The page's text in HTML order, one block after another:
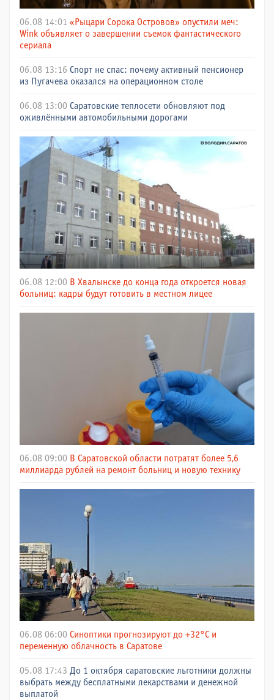
06.08 14:01 «Рыцари Сорока Островов» опустили меч:
Wink объявляет о завершении съемок фантастического
сериала
06.08 13:16 Спорт не спас: почему активный пенсионер
из Пугачева оказался на операционном столе
06.08 13:00 Саратовские теплосети обновляют под
оживлёнными автомобильными дорогами
06.08 12:00 В Хвалынске до конца года откроется новая
больниц: кадры будут готовить в местном лицее
06.08 09:00 В Саратовской области потратят более 5,6
миллиарда рублей на ремонт больниц и новую технику
06.08 06:00 Синоптики прогнозируют до +32°C и
переменную облачность в Саратове
05.08 17:43 До 1 октября саратовские льготники должны
выбрать между бесплатными лекарствами и денежной
выплатой